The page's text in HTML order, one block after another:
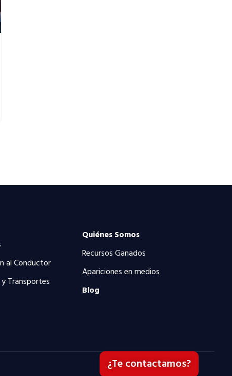
¿Te contactamos?
al Conductor
Transportes
Quiénes Somos
Recursos Ganados
Apariciones en medios
Blog